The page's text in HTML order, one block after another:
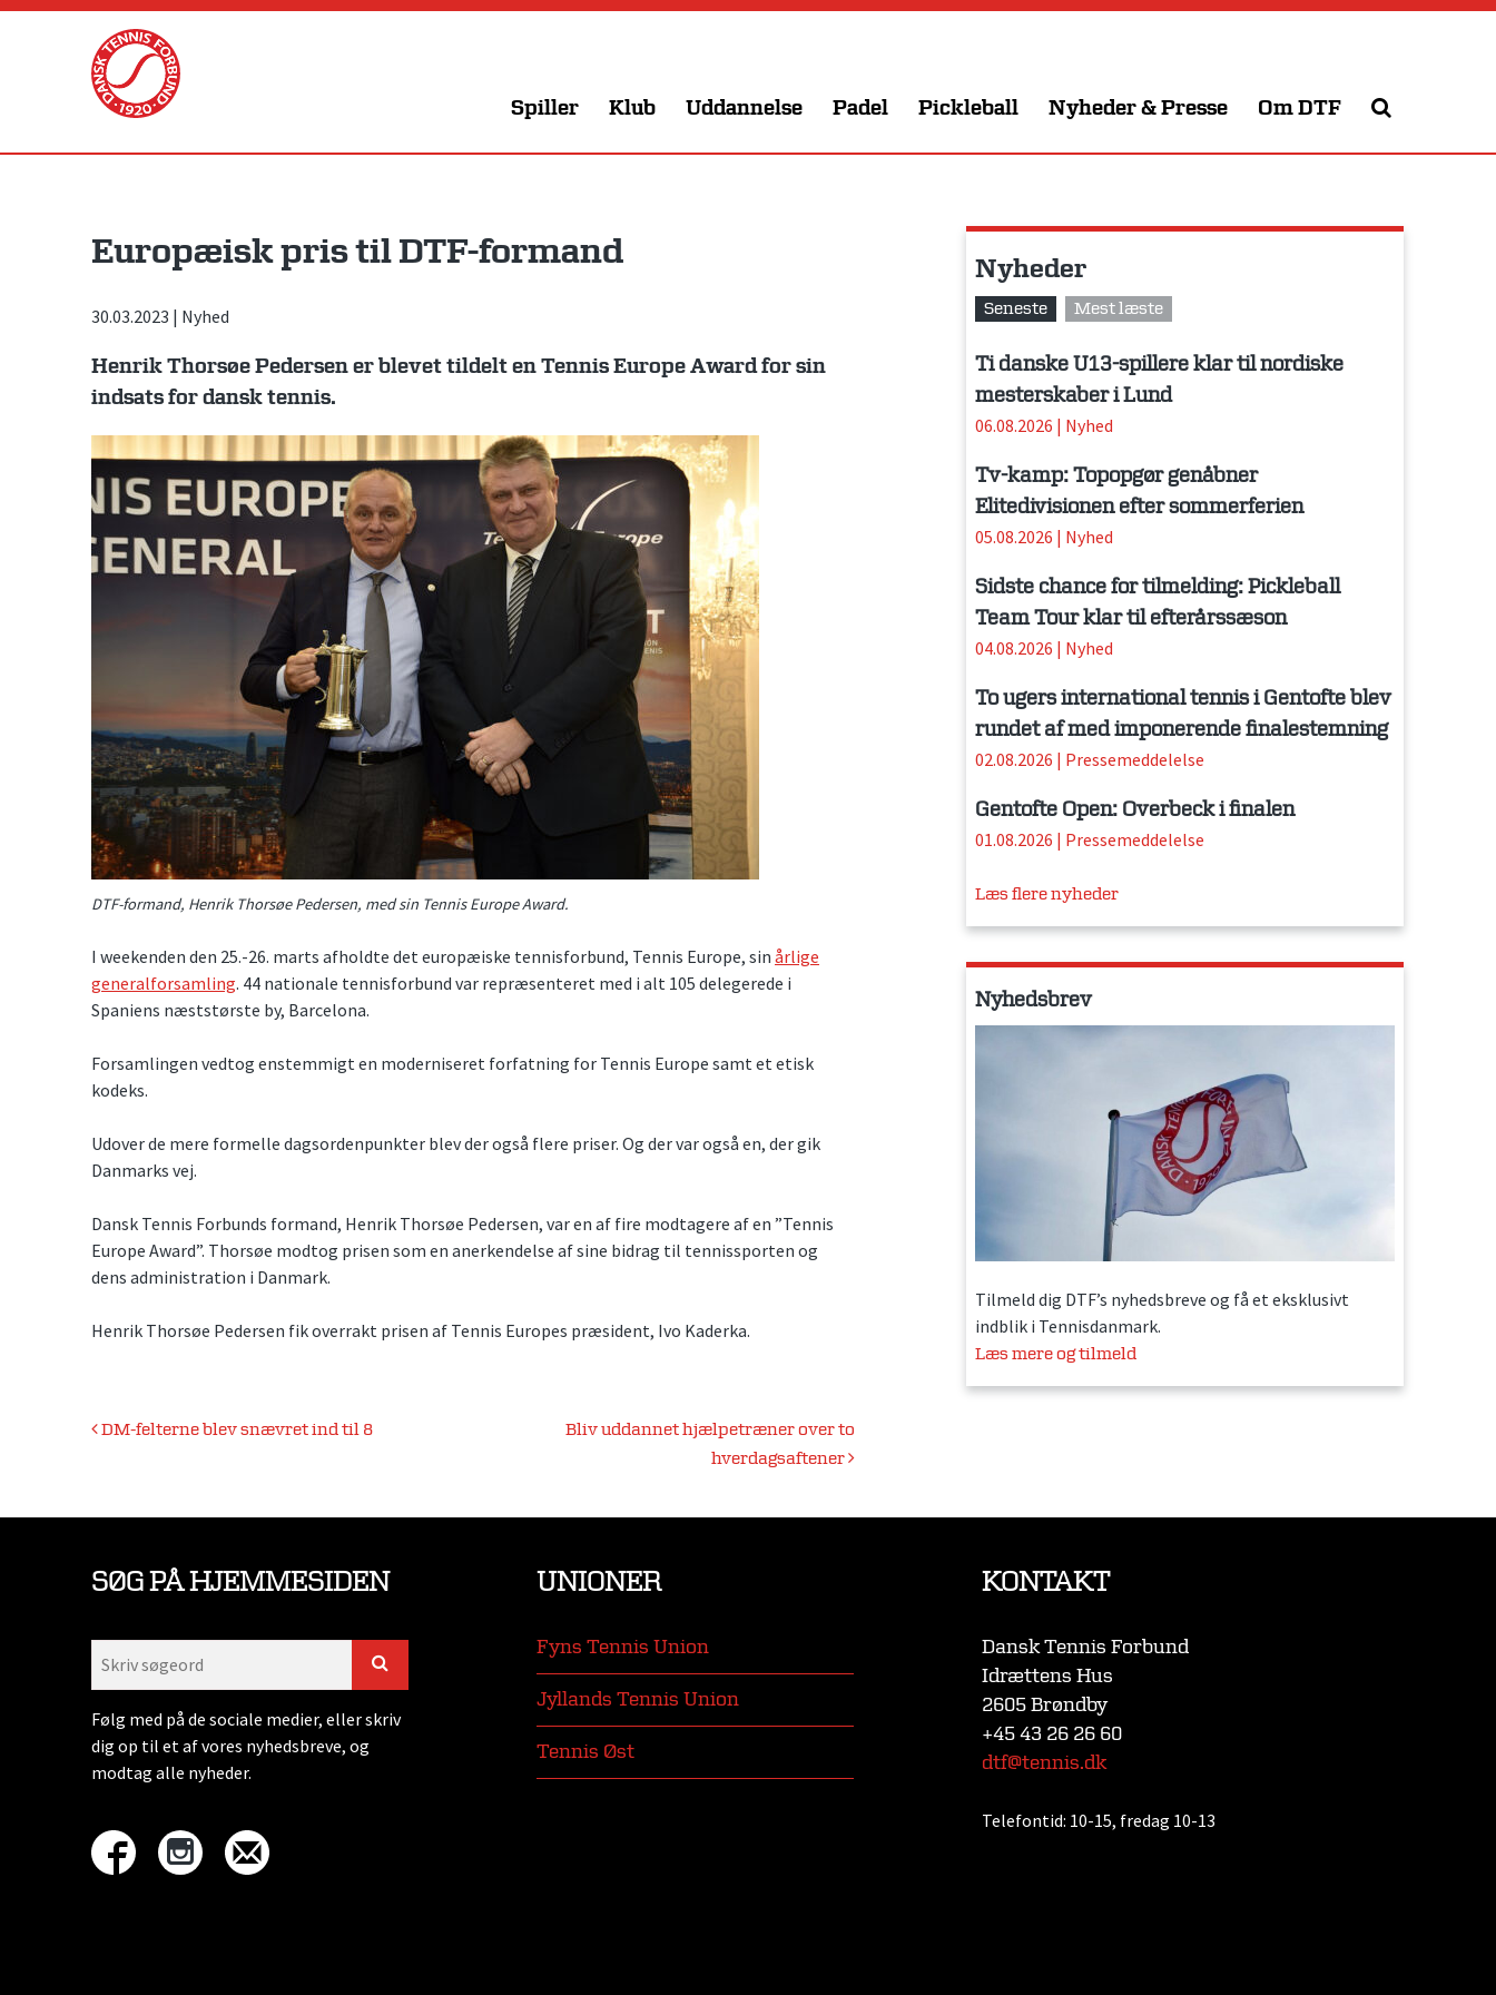
Skip
Spiller Klub Uddannelse Padel Pickleball Nyheder & Presse Om DTF
Europæisk pris til DTF-formand
30.03.2023 | Nyhed
Henrik Thorsøe Pedersen er blevet tildelt en Tennis Europe Award for sin
indsats for dansk tennis.
DTF-formand, Henrik Thorsøe Pedersen, med sin Tennis Europe Award.
I weekenden den 25.-26. marts afholdte det europæiske tennisforbund, Tennis Europe, sin årlige
generalforsamling. 44 nationale tennisforbund var repræsenteret med i alt 105 delegerede i
Spaniens næststørste by, Barcelona.
Forsamlingen vedtog enstemmigt en moderniseret forfatning for Tennis Europe samt et etisk
kodeks.
Udover de mere formelle dagsordenpunkter blev der også flere priser. Og der var også en, der gik
Danmarks vej.
Dansk Tennis Forbunds formand, Henrik Thorsøe Pedersen, var en af fire modtagere af en ”Tennis
Europe Award”. Thorsøe modtog prisen som en anerkendelse af sine bidrag til tennissporten og
dens administration i Danmark.
Henrik Thorsøe Pedersen fik overrakt prisen af Tennis Europes præsident, Ivo Kaderka.
Indlægsnavigation
DM-felterne blev snævret ind til 8
Bliv uddannet hjælpetræner over to
hverdagsaftener
Nyheder
Seneste Mest læste
Ti danske U13-spillere klar til nordiske
mesterskaber i Lund
06.08.2026 | Nyhed
Tv-kamp: Topopgør genåbner
Elitedivisionen efter sommerferien
05.08.2026 | Nyhed
Sidste chance for tilmelding: Pickleball
Team Tour klar til efterårssæson
04.08.2026 | Nyhed
To ugers international tennis i Gentofte blev
rundet af med imponerende finalestemning
02.08.2026 | Pressemeddelelse
Gentofte Open: Overbeck i finalen
01.08.2026 | Pressemeddelelse
Læs flere nyheder
Nyhedsbrev
Tilmeld dig DTF’s nyhedsbreve og få et eksklusivt
indblik i Tennisdanmark.
Læs mere og tilmeld
SØG PÅ HJEMMESIDEN
Følg med på de sociale medier, eller skriv
dig op til et af vores nyhedsbreve, og
modtag alle nyheder.
UNIONER
Fyns Tennis Union
Jyllands Tennis Union
Tennis Øst
KONTAKT
Dansk Tennis Forbund
Idrættens Hus
2605 Brøndby
+45 43 26 26 60
dtf@tennis.dk
Telefontid: 10-15, fredag 10-13